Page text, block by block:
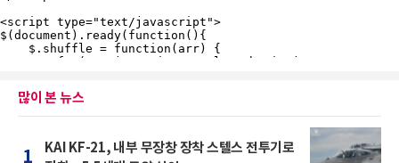
많이 본 뉴스
1
KAI KF-21, 내부 무장창 장착 스텔스 전투기로